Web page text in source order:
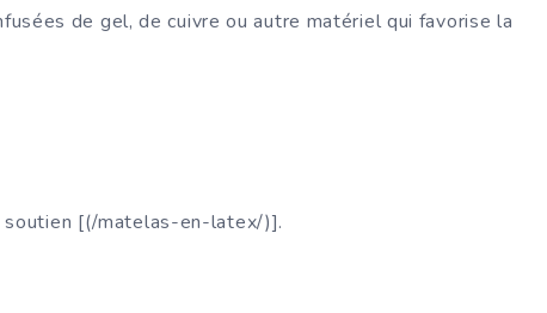
de gel, de cuivre ou autre matériel qui favorise la
[(/matelas-en-latex/)].